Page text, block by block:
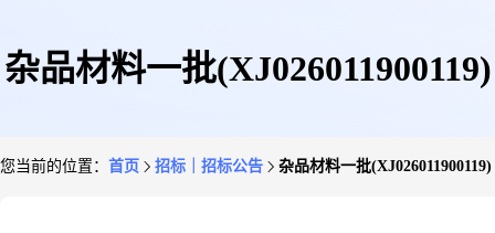
杂品材料一批(XJ026011900119)
您当前的位置： 首页 招标｜招标公告 杂品材料一批(XJ026011900119)